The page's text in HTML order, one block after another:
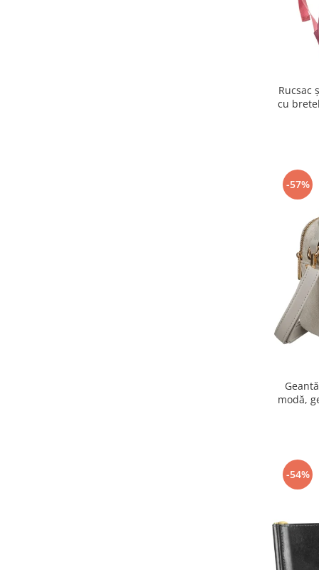
Rucsac
cu
-57%
modă,
piele
-54%